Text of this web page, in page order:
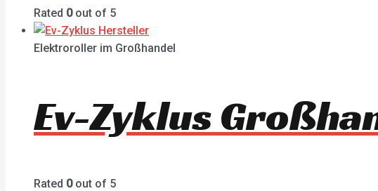
Rated 0out of 5
Elektroroller im Großhandel
Ev-Zyklus
Rated 0out of 5